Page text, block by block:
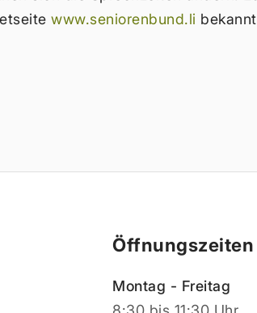
www.seniorenbund.li
Öffnungszeiten
Montag - Freitag